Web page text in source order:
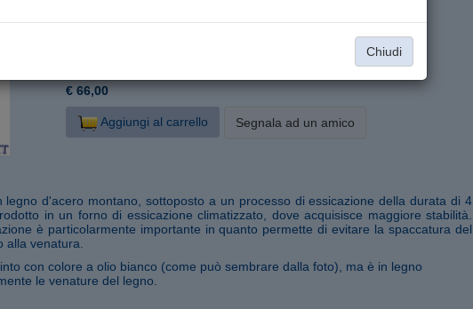
Chiudi
20 cm
€ 66,00
Aggiungi al carrello Segnala ad un amico
legno d'acero montano, sottoposto a un processo di essicazione della durata di 4
in un forno di essicazione climatizzato, dove acquisisce maggiore stabilità.
è particolarmente importante in quanto permette di evitare la spaccatura del
alla venatura.
con colore a olio bianco (come può sembrare dalla foto), ma è in legno
le venature del legno.